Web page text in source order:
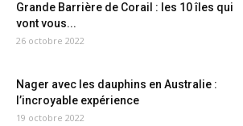
Grande Barrière de Corail : les 10 îles qui
vont vous...
26 octobre 2022
Nager avec les dauphins en Australie :
l’incroyable expérience
19 octobre 2022